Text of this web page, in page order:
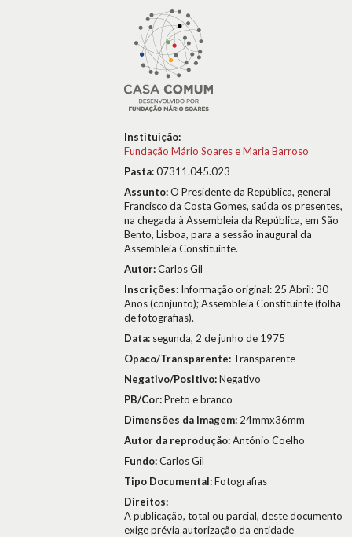
Instituição:
Fundação Mário Soares e Maria Barroso
Pasta:07311.045.023
Assunto:O Presidente da República, general
Francisco da Costa Gomes, saúda os presentes,
na chegada à Assembleia da República, em São
Bento, Lisboa, para a sessão inaugural da
Assembleia Constituinte.
Autor:Carlos Gil
Inscrições: Informação original: 25 Abril: 30
Anos (conjunto); Assembleia Constituinte (folha
de fotografias).
Data: segunda, 2 de junho de 1975
Opaco/Transparente: Transparente
Negativo/Positivo:Negativo
PB/Cor:Preto e branco
Dimensões da Imagem: 24mmx36mm
Autor da reprodução:António Coelho
Fundo:Carlos Gil
Tipo Documental:Fotografias
Direitos:
A publicação, total ou parcial, deste documento
exige prévia autorização da entidade